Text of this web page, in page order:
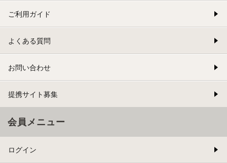
ご利用ガイド
よくある質問
お問い合わせ
提携サイト募集
会員メニュー
ログイン